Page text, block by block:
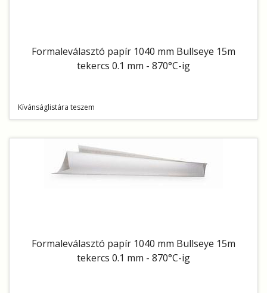
Formaleválasztó papír 1040 mm Bullseye 15m
tekercs 0.1 mm - 870°C-ig
Kívánságlistára teszem
Formaleválasztó papír 1040 mm Bullseye 15m
tekercs 0.1 mm - 870°C-ig